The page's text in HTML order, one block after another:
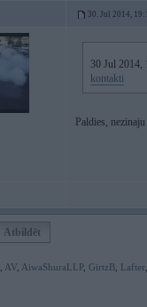
30. Jul 2014,
30 Jul 2014,
kontakti
Paldies,
Atbildēt
AV AiwaShuraLLP, GirtzB Lafter